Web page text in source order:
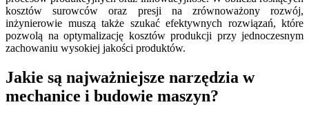
kosztów surowców oraz presji na zrównoważony rozwój,
inżynierowie muszą także szukać efektywnych rozwiązań, które
pozwolą na optymalizację kosztów produkcji przy jednoczesnym
zachowaniu wysokiej jakości produktów.
Jakie są najważniejsze narzędzia w
mechanice i budowie maszyn?